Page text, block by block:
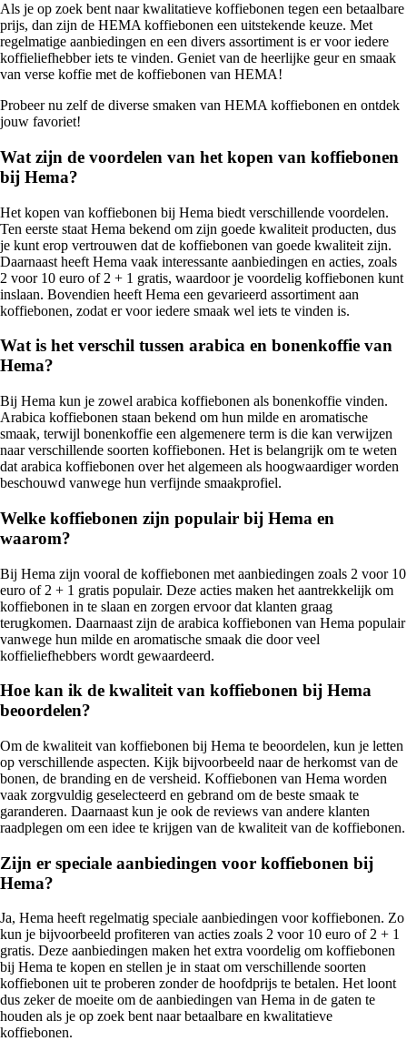
Als je op zoek bent naar kwalitatieve koffiebonen tegen een betaalbare
prijs, dan zijn de HEMA koffiebonen een uitstekende keuze. Met
regelmatige aanbiedingen en een divers assortiment is er voor iedere
koffieliefhebber iets te vinden. Geniet van de heerlijke geur en smaak
van verse koffie met de koffiebonen van HEMA!
Probeer nu zelf de diverse smaken van HEMA koffiebonen en ontdek
jouw favoriet!
Wat zijn de voordelen van het kopen van koffiebonen
bij Hema?
Het kopen van koffiebonen bij Hema biedt verschillende voordelen.
Ten eerste staat Hema bekend om zijn goede kwaliteit producten, dus
je kunt erop vertrouwen dat de koffiebonen van goede kwaliteit zijn.
Daarnaast heeft Hema vaak interessante aanbiedingen en acties, zoals
2 voor 10 euro of 2 + 1 gratis, waardoor je voordelig koffiebonen kunt
inslaan. Bovendien heeft Hema een gevarieerd assortiment aan
koffiebonen, zodat er voor iedere smaak wel iets te vinden is.
Wat is het verschil tussen arabica en bonenkoffie van
Hema?
Bij Hema kun je zowel arabica koffiebonen als bonenkoffie vinden.
Arabica koffiebonen staan bekend om hun milde en aromatische
smaak, terwijl bonenkoffie een algemenere term is die kan verwijzen
naar verschillende soorten koffiebonen. Het is belangrijk om te weten
dat arabica koffiebonen over het algemeen als hoogwaardiger worden
beschouwd vanwege hun verfijnde smaakprofiel.
Welke koffiebonen zijn populair bij Hema en
waarom?
Bij Hema zijn vooral de koffiebonen met aanbiedingen zoals 2 voor 10
euro of 2 + 1 gratis populair. Deze acties maken het aantrekkelijk om
koffiebonen in te slaan en zorgen ervoor dat klanten graag
terugkomen. Daarnaast zijn de arabica koffiebonen van Hema populair
vanwege hun milde en aromatische smaak die door veel
koffieliefhebbers wordt gewaardeerd.
Hoe kan ik de kwaliteit van koffiebonen bij Hema
beoordelen?
Om de kwaliteit van koffiebonen bij Hema te beoordelen, kun je letten
op verschillende aspecten. Kijk bijvoorbeeld naar de herkomst van de
bonen, de branding en de versheid. Koffiebonen van Hema worden
vaak zorgvuldig geselecteerd en gebrand om de beste smaak te
garanderen. Daarnaast kun je ook de reviews van andere klanten
raadplegen om een idee te krijgen van de kwaliteit van de koffiebonen.
Zijn er speciale aanbiedingen voor koffiebonen bij
Hema?
Ja, Hema heeft regelmatig speciale aanbiedingen voor koffiebonen. Zo
kun je bijvoorbeeld profiteren van acties zoals 2 voor 10 euro of 2 + 1
gratis. Deze aanbiedingen maken het extra voordelig om koffiebonen
bij Hema te kopen en stellen je in staat om verschillende soorten
koffiebonen uit te proberen zonder de hoofdprijs te betalen. Het loont
dus zeker de moeite om de aanbiedingen van Hema in de gaten te
houden als je op zoek bent naar betaalbare en kwalitatieve
koffiebonen.